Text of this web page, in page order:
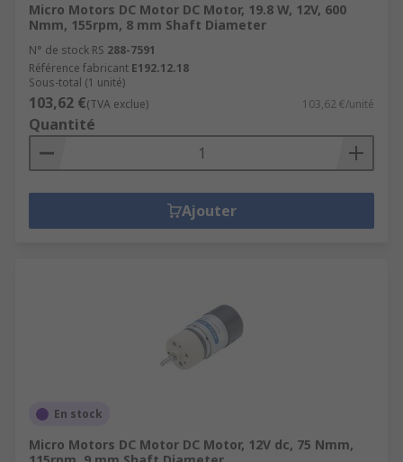
Micro Motors DC Motor DC Motor, 19.8 W, 12V, 600
Nmm, 155rpm, 8 mm Shaft Diameter
N° de stock RS 288-7591
Référence fabricant E192.12.18
Sous-total (1 unité)
103,62 €(TVA exclue) 103,62 €/unité
Quantité
Ajouter
En stock
Micro Motors DC Motor DC Motor, 12V dc, 75 Nmm,